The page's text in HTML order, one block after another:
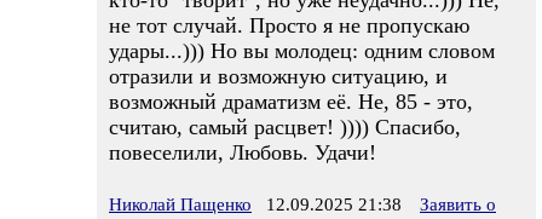
не тот случай. Просто я не пропускаю
удары...))) Но вы молодец: одним словом
отразили и возможную ситуацию, и
возможный драматизм её. Не, 85 - это,
считаю, самый расцвет! )))) Спасибо,
повеселили, Любовь. Удачи!
Николай Пащенко 12.09.2025 21:38
Заявить о